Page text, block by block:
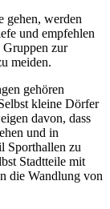
gehen, werden
und empfehlen
zur
meiden.
gehören
kleine Dörfer
davon, dass
und in
Sporthallen zu
Stadtteile mit
die Wandlung von